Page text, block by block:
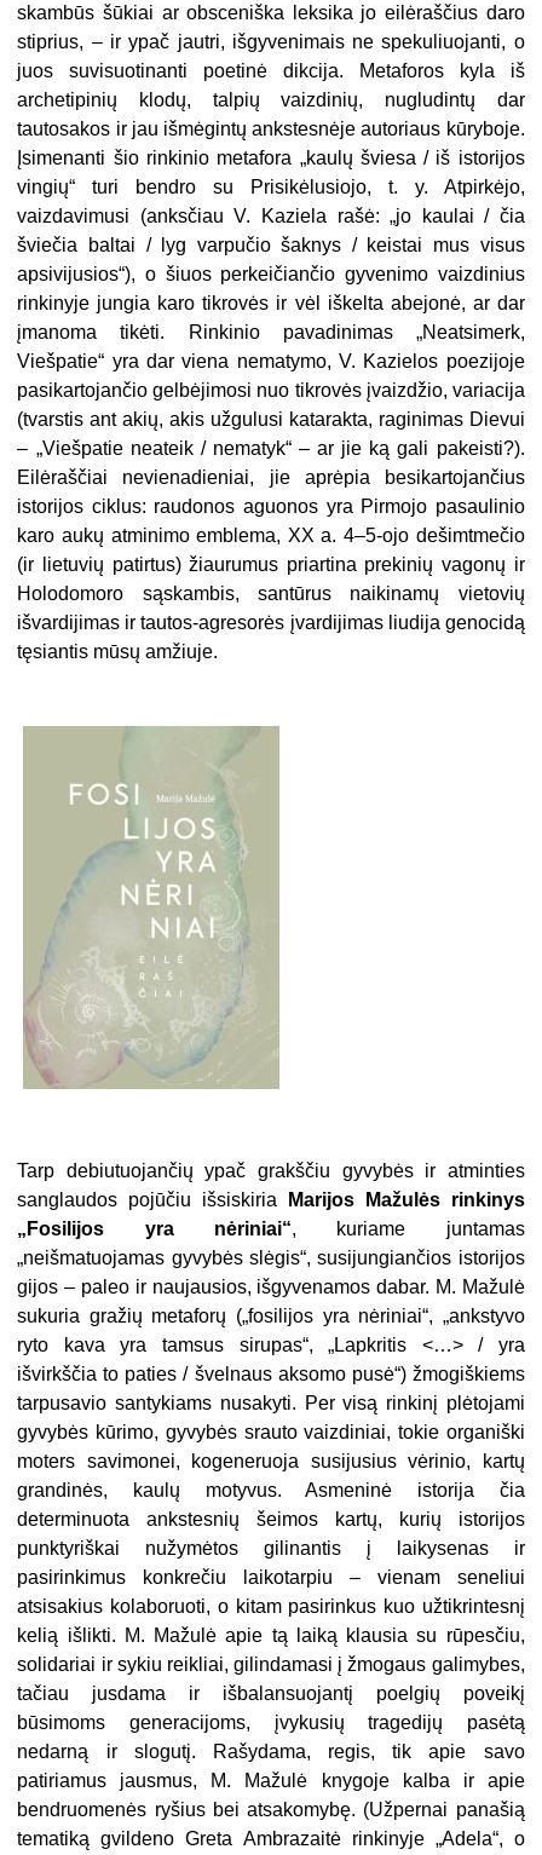
skambūs šūkiai ar obsceniška leksika jo eilėraščius daro
stiprius, – ir ypač jautri, išgyvenimais ne spekuliuojanti, o
juos suvisuotinanti poetinė dikcija. Metaforos kyla iš
archetipinių klodų, talpių vaizdinių, nugludintų dar
tautosakos ir jau išmėgintų ankstesnėje autoriaus kūryboje.
Įsimenanti šio rinkinio metafora „kaulų šviesa / iš istorijos
vingių“ turi bendro su Prisikėlusiojo, t. y. Atpirkėjo,
vaizdavimusi (anksčiau V. Kaziela rašė: „jo kaulai / čia
šviečia baltai / lyg varpučio šaknys / keistai mus visus
apsivijusios“), o šiuos perkeičiančio gyvenimo vaizdinius
rinkinyje jungia karo tikrovės ir vėl iškelta abejonė, ar dar
įmanoma tikėti. Rinkinio pavadinimas
„Neatsimerk,
Viešpatie“ yra dar viena nematymo, V. Kazielos poezijoje
pasikartojančio gelbėjimosi nuo tikrovės įvaizdžio, variacija
(tvarstis ant akių, akis užgulusi katarakta, raginimas Dievui
– „Viešpatie neateik / nematyk“ – ar jie ką gali pakeisti?).
Eilėraščiai nevienadieniai, jie aprėpia besikartojančius
istorijos ciklus: raudonos aguonos yra Pirmojo pasaulinio
karo aukų atminimo emblema, XX a. 4–5-ojo dešimtmečio
(ir lietuvių patirtus) žiaurumus priartina prekinių vagonų ir
Holodomoro sąskambis, santūrus naikinamų vietovių
išvardijimas ir tautos-agresorės įvardijimas liudija genocidą
tęsiantis mūsų amžiuje.
Tarp debiutuojančių ypač grakščiu gyvybės ir atminties
sanglaudos pojūčiu išsiskiria Marijos Mažulės rinkinys
„Fosilijos yra nėriniai“, kuriame juntamas
„neišmatuojamas gyvybės slėgis“, susijungiančios istorijos
gijos – paleo ir naujausios, išgyvenamos dabar. M. Mažulė
sukuria gražių metaforų („fosilijos yra nėriniai“, „ankstyvo
ryto kava yra tamsus sirupas“, „Lapkritis <…> / yra
išvirkščia to paties / švelnaus aksomo pusė“) žmogiškiems
tarpusavio santykiams nusakyti. Per visą rinkinį plėtojami
gyvybės kūrimo, gyvybės srauto vaizdiniai, tokie organiški
moters savimonei, kogeneruoja susijusius vėrinio, kartų
grandinės, kaulų motyvus. Asmeninė istorija čia
determinuota ankstesnių šeimos kartų, kurių istorijos
punktyriškai nužymėtos gilinantis į laikysenas ir
pasirinkimus konkrečiu laikotarpiu – vienam seneliui
atsisakius kolaboruoti, o kitam pasirinkus kuo užtikrintesnį
kelią išlikti. M. Mažulė apie tą laiką klausia su rūpesčiu,
solidariai ir sykiu reikliai, gilindamasi į žmogaus galimybes,
tačiau jusdama ir išbalansuojantį poelgių poveikį
būsimoms generacijoms, įvykusių tragedijų pasėtą
nedarną ir slogutį. Rašydama, regis, tik apie savo
patiriamus jausmus, M. Mažulė knygoje kalba ir apie
bendruomenės ryšius bei atsakomybę. (Užpernai panašią
tematiką gvildeno Greta Ambrazaitė rinkinyje „Adela“, o